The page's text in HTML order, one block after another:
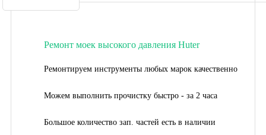
Ремонт моек высокого давления Huter
Ремонтируем инструменты любых марок качественно
Можем выполнить прочистку быстро - за 2 часа
Большое количество зап. частей есть в наличии